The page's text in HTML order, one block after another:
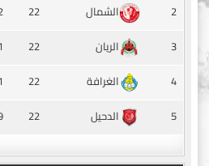
2
الشمال 22
3
الريان 22
4
الغرافة 22
5
الدحيل 22